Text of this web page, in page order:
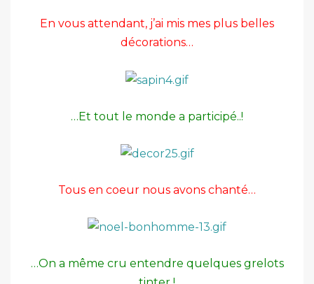
En vous attendant, j’ai mis mes plus belles
décorations…
…Et tout le monde a participé..!
Tous en coeur nous avons chanté…
…On a même cru entendre quelques grelots